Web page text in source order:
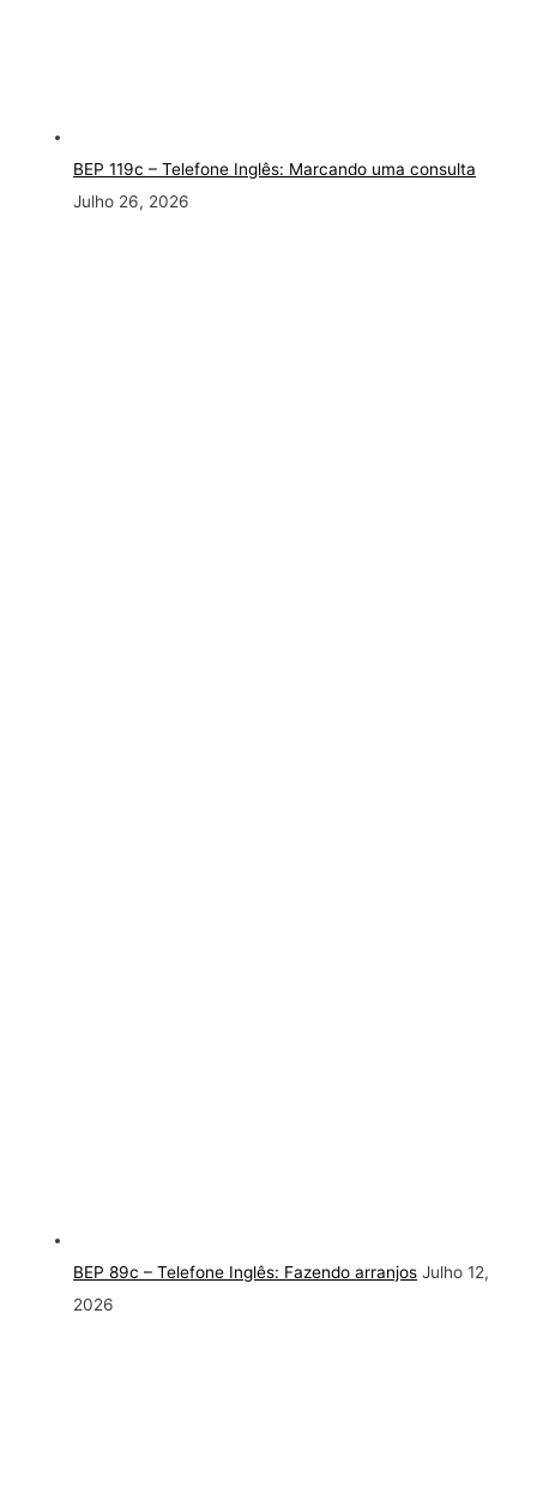
BEP 119c – Telefone Inglês: Marcando uma consulta
Julho 26, 2026
BEP 89c – Telefone Inglês: Fazendo arranjos Julho 12,
2026